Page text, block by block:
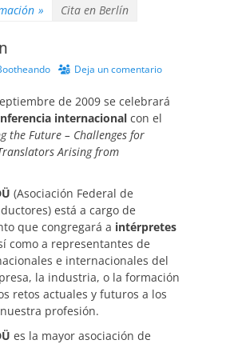
» Cita en Berlín
Deja un comentario
de 2009 se celebrará
internacional con el
the Future – Challenges for
Arising from
(Asociación Federal de
está a cargo de
que congregará a intérpretes
como a representantes de
e internacionales del
la industria, o la formación
retos actuales y futuros a los
profesión.
es la mayor asociación de